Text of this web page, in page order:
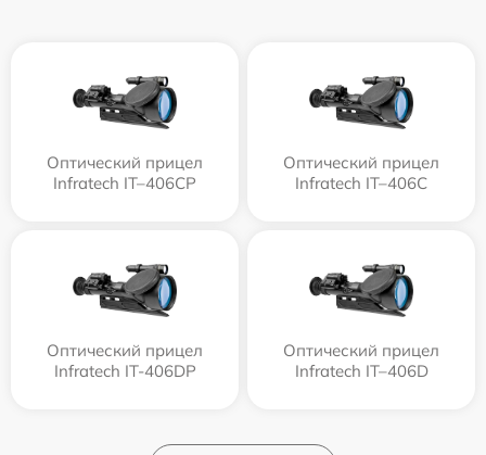
Оптический прицел
Infratech IT–406СP
Оптический прицел
Infratech IT–406С
Оптический прицел
Infratech IT-406DP
Оптический прицел
Infratech IT–406D